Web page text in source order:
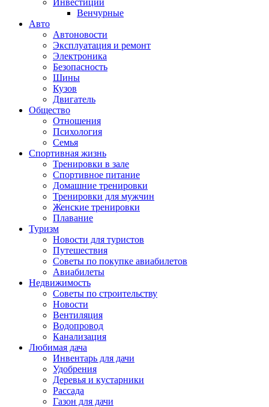
Инвестиции
Венчурные
Авто
Автоновости
Эксплуатация и ремонт
Электроника
Безопасность
Шины
Кузов
Двигатель
Общество
Отношения
Психология
Семья
Спортивная жизнь
Тренировки в зале
Спортивное питание
Домашние тренировки
Тренировки для мужчин
Женские тренировки
Плавание
Туризм
Новости для туристов
Путешествия
Советы по покупке авиабилетов
Авиабилеты
Недвижимость
Советы по строительству
Новости
Вентиляция
Водопровод
Канализация
Любимая дача
Инвентарь для дачи
Удобрения
Деревья и кустарники
Рассада
Газон для дачи